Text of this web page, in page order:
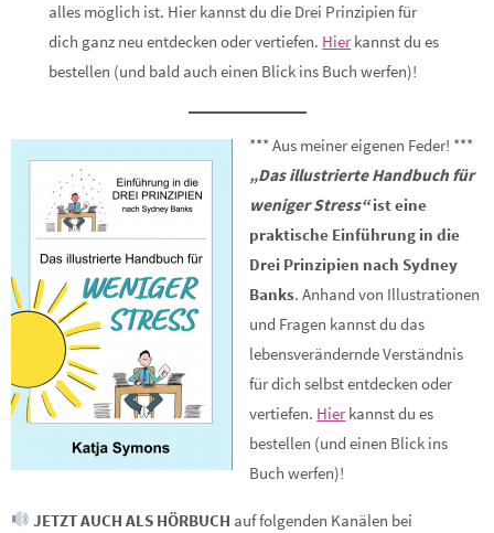
alles möglich ist. Hier kannst du die Drei Prinzipien für
dich ganz neu entdecken oder vertiefen. Hierkannst du es
bestellen (und bald auch einen Blick ins Buch werfen)!
*** Aus meiner eigenen Feder! ***
„Das illustrierte Handbuch für
weniger Stress“ist eine
praktische Einführung in die
Drei Prinzipien nach Sydney
Banks. Anhand von Illustrationen
und Fragen kannst du das
lebensverändernde Verständnis
für dich selbst entdecken oder
vertiefen. Hierkannst du es
bestellen (und einen Blick ins
Buch werfen)!
JETZT AUCH ALS HÖRBUCH auf folgenden Kanälen bei